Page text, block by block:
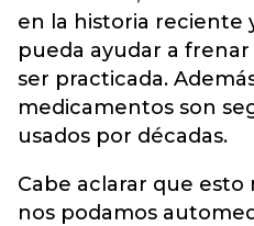
en la historia reciente
pueda ayudar a
ser practicada.
medicamentos son
usados por décadas.
Cabe aclarar que
nos podamos